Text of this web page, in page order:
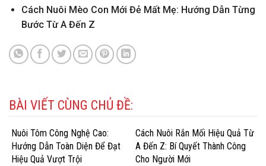
Cách Nuôi Mèo Con Mới Đẻ Mất Mẹ: Hướng Dẫn Từng
Bước Từ A Đến Z
BÀI VIẾT CÙNG CHỦ ĐỀ:
Nuôi Tôm Công Nghệ Cao:
Hướng Dẫn Toàn Diện Để Đạt
Hiệu Quả Vượt Trội
Cách Nuôi Rắn Mối Hiệu Quả Từ
A Đến Z: Bí Quyết Thành Công
Cho Người Mới